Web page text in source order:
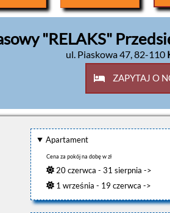
"RELAKS"
ul. Piaskowa 47,82-110
ZAPYTAJ O
Apartament
Cena za pokój na dobę w zł
20 czerwca - 31 sierpnia ->
1 września - 19 czerwca ->